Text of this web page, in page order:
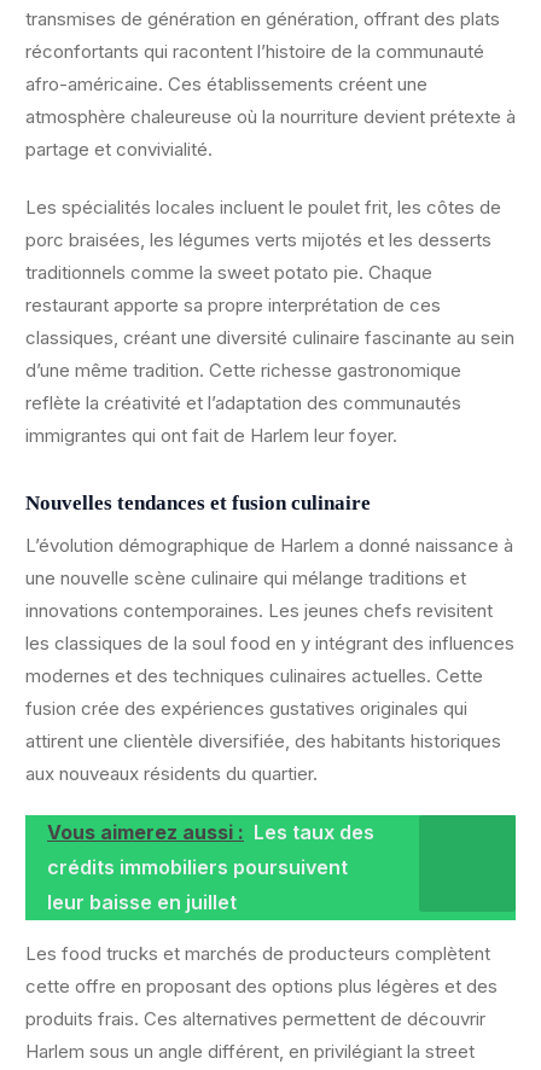
transmises de génération en génération, offrant des plats
réconfortants qui racontent l’histoire de la communauté
afro-américaine. Ces établissements créent une
atmosphère chaleureuse où la nourriture devient prétexte à
partage et convivialité.
Les spécialités locales incluent le poulet frit, les côtes de
porc braisées, les légumes verts mijotés et les desserts
traditionnels comme la sweet potato pie. Chaque
restaurant apporte sa propre interprétation de ces
classiques, créant une diversité culinaire fascinante au sein
d’une même tradition. Cette richesse gastronomique
reflète la créativité et l’adaptation des communautés
immigrantes qui ont fait de Harlem leur foyer.
Nouvelles tendances et fusion culinaire
L’évolution démographique de Harlem a donné naissance à
une nouvelle scène culinaire qui mélange traditions et
innovations contemporaines. Les jeunes chefs revisitent
les classiques de la soul food en y intégrant des influences
modernes et des techniques culinaires actuelles. Cette
fusion crée des expériences gustatives originales qui
attirent une clientèle diversifiée, des habitants historiques
aux nouveaux résidents du quartier.
Vous aimerez aussi : Les taux des
crédits immobiliers poursuivent
leur baisse en juillet
Les food trucks et marchés de producteurs complètent
cette offre en proposant des options plus légères et des
produits frais. Ces alternatives permettent de découvrir
Harlem sous un angle différent, en privilégiant la street